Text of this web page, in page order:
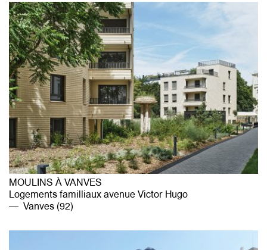
MOULINS À VANVES
Logements familliaux avenue Victor Hugo
Vanves (92)